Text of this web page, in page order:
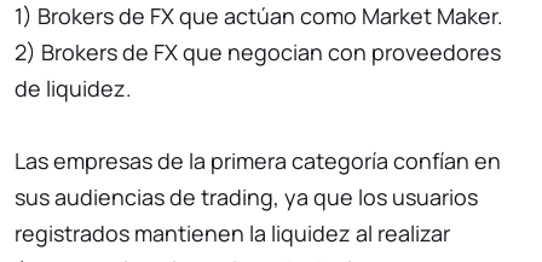
1) Brokers de FX que actúan como Market Maker.
2) Brokers de FX que negocian con proveedores
de liquidez.
Las empresas de la primera categoría confían en
sus audiencias de trading, ya que los usuarios
registrados mantienen la liquidez al realizar